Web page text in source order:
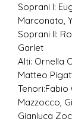
Soprani I:
Marconato,
Soprani II:
Garlet
Alti: Ornella
Matteo
Mazzocco,
Gianluca